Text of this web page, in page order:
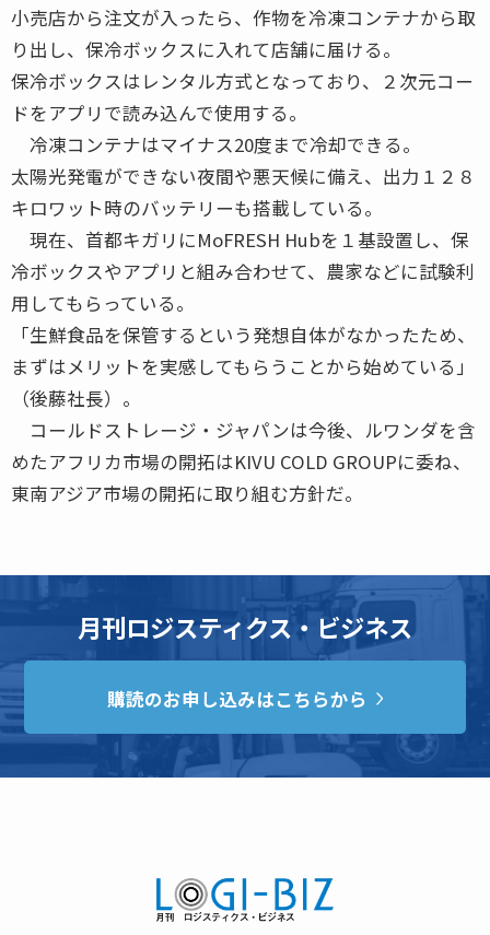
小売店から注文が入ったら、作物を冷凍コンテナから取
り出し、保冷ボックスに入れて店舗に届ける。
保冷ボックスはレンタル方式となっており、２次元コー
ドをアプリで読み込んで使用する。
冷凍コンテナはマイナス20度まで冷却できる。
太陽光発電ができない夜間や悪天候に備え、出力１２８
キロワット時のバッテリーも搭載している。
現在、首都キガリにMoFRESH Hubを１基設置し、保
冷ボックスやアプリと組み合わせて、農家などに試験利
用してもらっている。
「生鮮食品を保管するという発想自体がなかったため、
まずはメリットを実感してもらうことから始めている」
（後藤社長）。
コールドストレージ・ジャパンは今後、ルワンダを含
めたアフリカ市場の開拓はKIVU COLD GROUPに委ね、
東南アジア市場の開拓に取り組む方針だ。
月刊ロジスティクス・ビジネス
購読のお申し込みはこちらから